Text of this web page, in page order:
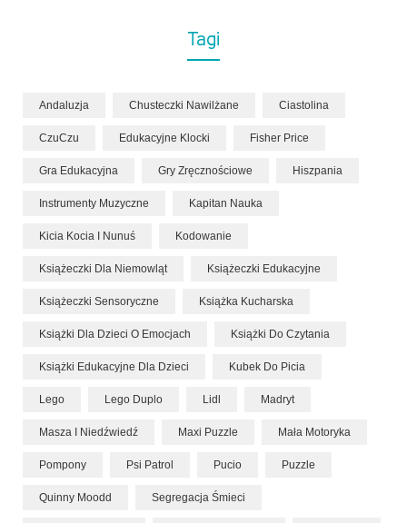
Tagi
Andaluzja Chusteczki Nawilżane Ciastolina
CzuCzu Edukacyjne Klocki Fisher Price
Gra Edukacyjna Gry Zręcznościowe Hiszpania
Instrumenty Muzyczne Kapitan Nauka
Kicia Kocia I Nunuś Kodowanie
Książeczki Dla Niemowląt Książeczki Edukacyjne
Książeczki Sensoryczne Książka Kucharska
Książki Dla Dzieci O Emocjach Książki Do Czytania
Książki Edukacyjne Dla Dzieci Kubek Do Picia
Lego Lego Duplo Lidl Madryt
Masza I Niedźwiedź Maxi Puzzle Mała Motoryka
Pompony Psi Patrol Pucio Puzzle
Quinny Moodd Segregacja Śmieci